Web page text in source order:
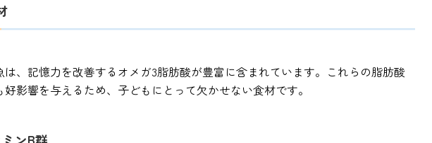
、記憶力を改善するオメガ3脂肪酸が豊富に含まれています。これらの脂肪酸
影響を与えるため、子どもにとって欠かせない食材です。
ンB群